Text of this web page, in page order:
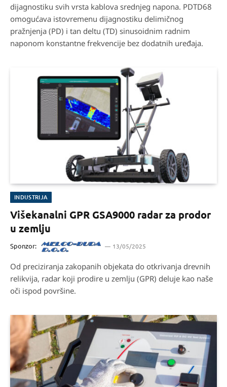
dijagnostiku svih vrsta kablova srednjeg napona. PDTD68
omogućava istovremenu dijagnostiku delimičnog
pražnjenja (PD) i tan deltu (TD) sinusoidnim radnim
naponom konstantne frekvencije bez dodatnih uređaja.
INDUSTRIJA
Višekanalni GPR GSA9000 radar za prodor
u zemlju
Sponzor: 13/05/2025
Od preciziranja zakopanih objekata do otkrivanja drevnih
relikvija, radar koji prodire u zemlju (GPR) deluje kao naše
oči ispod površine.